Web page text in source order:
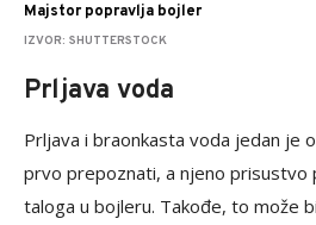
Majstor popravlja bojler
IZVOR: SHUTTERSTOCK
Prljava voda
Prljava i braonkasta voda jedan je
prvo prepoznati, a njeno prisustvo
taloga u bojleru. Takođe, to može